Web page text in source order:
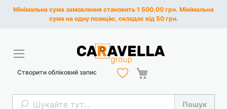
Мінімальна сума замовлення становить 1 500,00 грн. Мінімальна
сума на одну позицію, складає від 50 грн.
Пошук Пошук
Створити обліковий запис